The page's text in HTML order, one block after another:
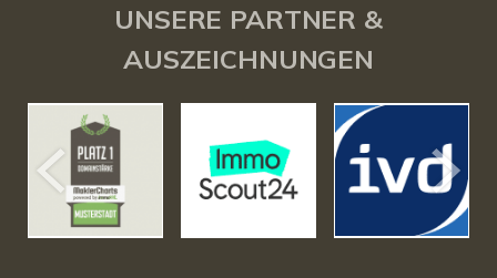
UNSERE PARTNER &
AUSZEICHNUNGEN